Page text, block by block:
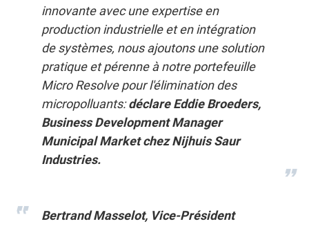
innovante avec une expertise en
production industrielle et en intégration
de systèmes, nous ajoutons une solution
pratique et pérenne à notre portefeuille
Micro Resolve pour l'élimination des
micropolluants:déclare Eddie Broeders,
Business Development Manager
Municipal Market chez Nijhuis Saur
Industries.
Bertrand Masselot, Vice-Président